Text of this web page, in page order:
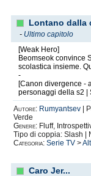
Lontano dalla
- Ultimo capitolo
[Weak Hero]
Beomseok convince
scolastica insieme.
-
[Canon divergence -
personaggi della s2 |
Autore: Rumyantsev
Verde
Genere: Fluff,
Tipo di coppia: Slash |
Categoria: Serie TV >
Caro Jer...